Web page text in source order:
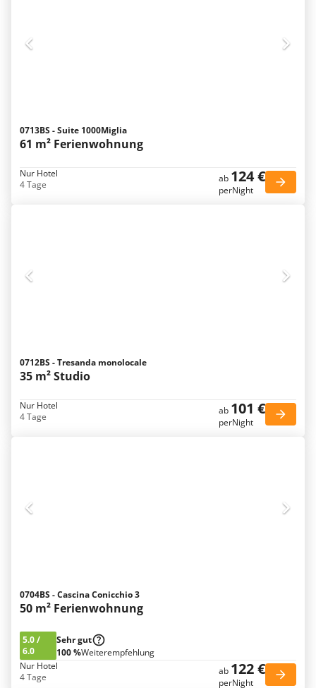
0713BS - Suite 1000Miglia
61 m² Ferienwohnung
Nur Hotel
4 Tage
ab 124 €
perNight
0712BS - Tresanda monolocale
35 m² Studio
Nur Hotel
4 Tage
ab 101 €
perNight
0704BS - Cascina Conicchio 3
50 m² Ferienwohnung
5.0/
6.0
Sehr gut
100 %Weiterempfehlung
Nur Hotel
4 Tage
ab 122 €
perNight